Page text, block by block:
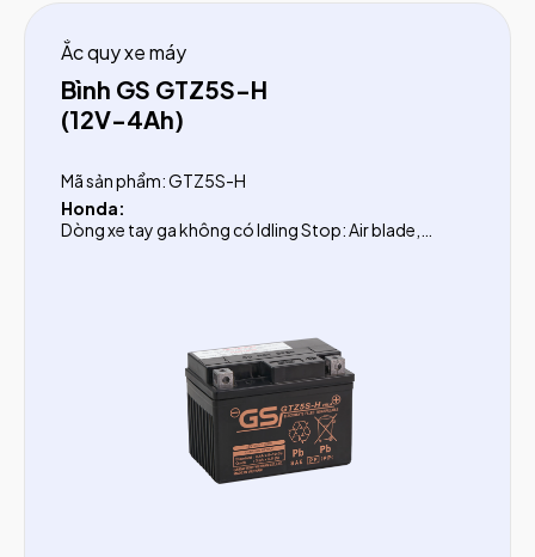
Ắc quy xe máy
Bình GS GTZ5S-H
(12V-4Ah)
Mã sản phẩm: GTZ5S-H
Honda:
Dòng xe tay ga không có Idling Stop: Air blade,
Dòng xe tay ga: Nouvo (1-5), Nozza, Acruzo, Grand
trước 2016, Janus trước 2022, Luvias, Cuxi, Latte
Dòng xe số: Exciter, Jupiter sau 2010, Lexam, FZ 150
Dòng xe tay ga: Impulse, Hayate, Sky
Dòng xe số: Viva, Axelo, X-bike
StarX, Galaxy